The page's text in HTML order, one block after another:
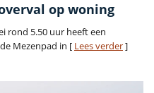
op woning
rond 5.50 uur heeft een
Mezenpad in [ Lees verder]